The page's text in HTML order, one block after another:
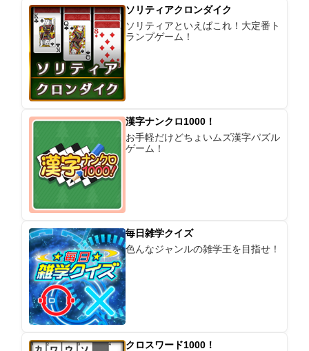
ソリティアクロンダイク
ソリティアといえばこれ！大定番ト
ランプゲーム！
漢字ナンクロ1000！
お手軽だけどちょいムズ漢字パズル
ゲーム！
毎日雑学クイズ
色んなジャンルの雑学王を目指せ！
クロスワード1000！